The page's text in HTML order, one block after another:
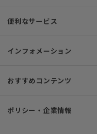
便利なサービス
インフォメーション
おすすめコンテンツ
ポリシー・企業情報